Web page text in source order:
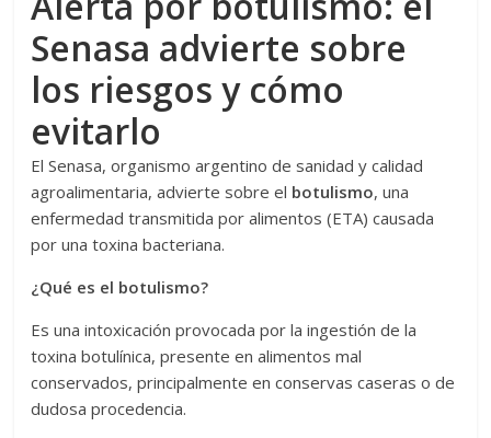
Senasa advierte sobre
los riesgos y cómo
evitarlo
El Senasa, organismo argentino de sanidad y calidad
agroalimentaria, advierte sobre el botulismo, una
enfermedad transmitida por alimentos (ETA) causada
por una toxina bacteriana.
¿Qué es el botulismo?
Es una intoxicación provocada por la ingestión de la
toxina botulínica, presente en alimentos mal
conservados, principalmente en conservas caseras o de
dudosa procedencia.